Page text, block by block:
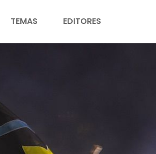
TEMAS EDITORES